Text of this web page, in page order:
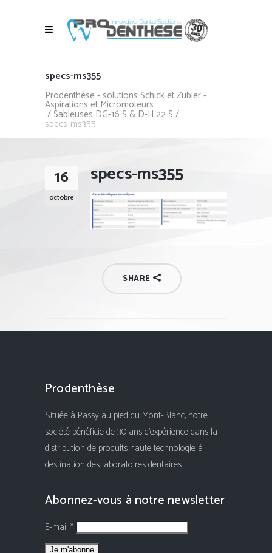
specs-ms355
Prodenthèse - solutions Schick et Zubler -
Aspirations et Micromoteurs
/ Sableuses DG-16 S & D-H 22 S /
specs-ms355
16
octobre
specs-ms355
SHARE
Prodenthèse
Située à Passy au pied du Mont-Blanc, notre
société bénéficie de 30 ans d'expérience dans la
distribution de produits haute technologie à
destination des laboratoires dentaires.
Abonnez-vous à notre newsletter
E-mail *